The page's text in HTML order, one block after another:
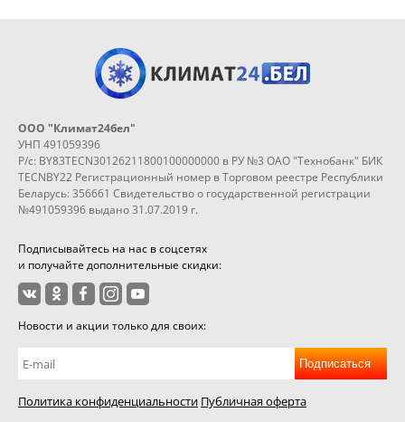
ООО "Климат24бел"
УНП 491059396
Р/с: BY83TECN30126211800100000000 в РУ №3 ОАО "Технобанк" БИК
TECNBY22 Регистрационный номер в Торговом реестре Республики
Беларусь: 356661 Свидетельство о государственной регистрации
№491059396 выдано 31.07.2019 г.
Подписывайтесь на нас в соцсетях
и получайте дополнительные скидки:
Новости и акции только для своих:
Подписаться
Политика конфиденциальности Публичная оферта